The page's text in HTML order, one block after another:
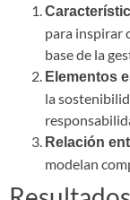
para inspirar
base de la
Elementos
la
Relación
modelan